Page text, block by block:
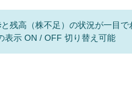
と残高（株不足）の状況が一目で
表示 ON / OFF 切り替え可能